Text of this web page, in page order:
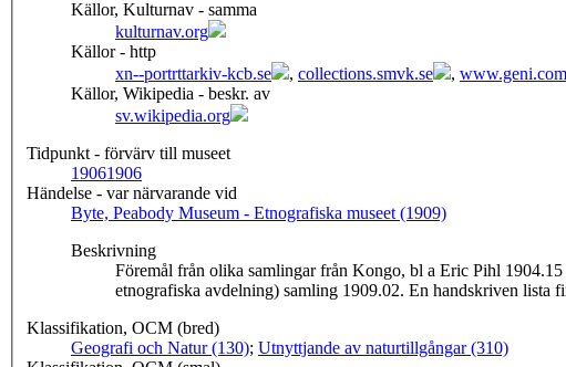
Källor, Kulturnav - samma
kulturnav.org
Källor - http
xn--portrttarkiv-kcb.se
, collections.smvk.se , www.geni.com
Källor, Wikipedia - beskr. av
sv.wikipedia.org
Tidpunkt - förvärv till museet
19061906
Händelse - var närvarande vid
Byte, Peabody Museum - Etnografiska museet (1909)
Beskrivning
Föremål från olika samlingar från Kongo, bl a Eric Pihl
etnografiska avdelning) samling 1909.02. En handskriven lista
Klassifikation, OCM (bred)
Geografi och Natur (130); Utnyttjande av naturtillgångar (310)